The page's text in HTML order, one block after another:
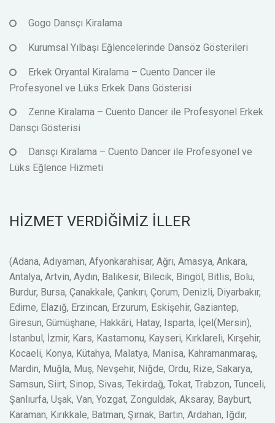
Gogo Dansçı Kiralama
Kurumsal Yılbaşı Eğlencelerinde Dansöz Gösterileri
Erkek Oryantal Kiralama – Cuento Dancer ile
Profesyonel ve Lüks Erkek Dans Gösterisi
Zenne Kiralama – Cuento Dancer ile Profesyonel Erkek
Dansçı Gösterisi
Dansçı Kiralama – Cuento Dancer ile Profesyonel ve
Lüks Eğlence Hizmeti
HİZMET VERDİĞİMİZ İLLER
(Adana, Adıyaman, Afyonkarahisar, Ağrı, Amasya, Ankara,
Antalya, Artvin, Aydın, Balıkesir, Bilecik, Bingöl, Bitlis, Bolu,
Burdur, Bursa, Çanakkale, Çankırı, Çorum, Denizli, Diyarbakır,
Edirne, Elazığ, Erzincan, Erzurum, Eskişehir, Gaziantep,
Giresun, Gümüşhane, Hakkâri, Hatay, Isparta, İçel(Mersin),
İstanbul, İzmir, Kars, Kastamonu, Kayseri, Kırklareli, Kırşehir,
Kocaeli, Konya, Kütahya, Malatya, Manisa, Kahramanmaraş,
Mardin, Muğla, Muş, Nevşehir, Niğde, Ordu, Rize, Sakarya,
Samsun, Siirt, Sinop, Sivas, Tekirdağ, Tokat, Trabzon, Tunceli,
Şanlıurfa, Uşak, Van, Yozgat, Zonguldak, Aksaray, Bayburt,
Karaman, Kırıkkale, Batman, Şırnak, Bartın, Ardahan, Iğdır,